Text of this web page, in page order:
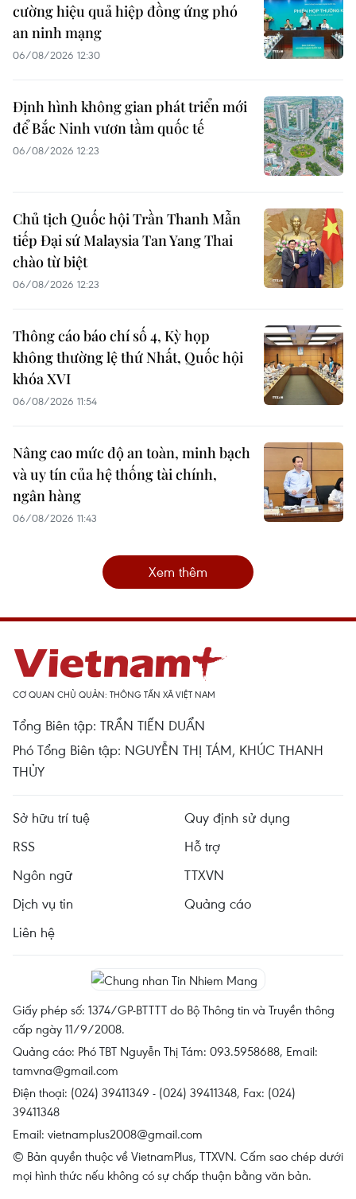
cường hiệu quả hiệp đồng ứng phó
an ninh mạng
06/08/2026 12:30
Định hình không gian phát triển mới
để Bắc Ninh vươn tầm quốc tế
06/08/2026 12:23
Chủ tịch Quốc hội Trần Thanh Mẫn
tiếp Đại sứ Malaysia Tan Yang Thai
chào từ biệt
06/08/2026 12:23
Thông cáo báo chí số 4, Kỳ họp
không thường lệ thứ Nhất, Quốc hội
khóa XVI
06/08/2026 11:54
Nâng cao mức độ an toàn, minh bạch
và uy tín của hệ thống tài chính,
ngân hàng
06/08/2026 11:43
Xem thêm
CƠ QUAN CHỦ QUẢN: THÔNG TẤN XÃ VIỆT NAM
Tổng Biên tập: TRẦN TIẾN DUẨN
Phó Tổng Biên tập: NGUYỄN THỊ TÁM, KHÚC THANH
THỦY
Sở hữu trí tuệ
Quy định sử dụng
RSS
Hỗ trợ
Ngôn ngữ
TTXVN
Dịch vụ tin
Quảng cáo
Liên hệ
Giấy phép số: 1374/GP-BTTTT do Bộ Thông tin và Truyền thông
cấp ngày 11/9/2008.
Quảng cáo: Phó TBT Nguyễn Thị Tám: 093.5958688, Email:
tamvna@gmail.com
Điện thoại: (024) 39411349 - (024) 39411348, Fax: (024)
39411348
Email: vietnamplus2008@gmail.com
© Bản quyền thuộc về VietnamPlus, TTXVN. Cấm sao chép dưới
mọi hình thức nếu không có sự chấp thuận bằng văn bản.